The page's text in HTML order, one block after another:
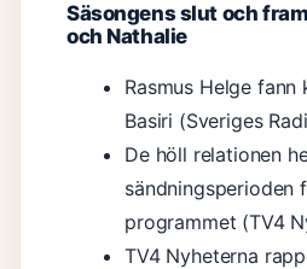
Säsongens slut och
och Nathalie
Rasmus Helge
Basiri (Sveriges
De höll relationen
sändningsperioden
programmet (TV4
TV4 Nyheterna